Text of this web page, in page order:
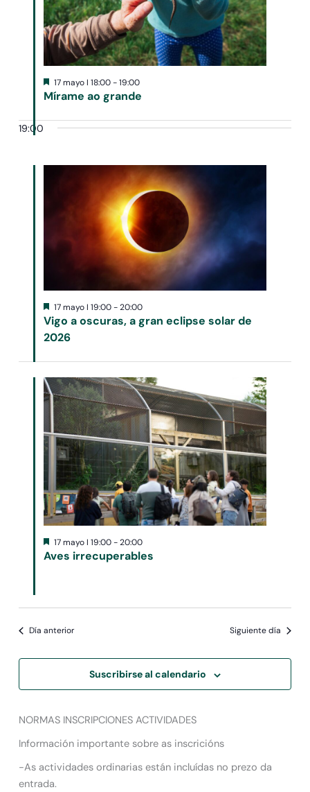
Mírame ao grande
Destacado
17 mayo I 18:00-19:00
19:00
Vigo a oscuras, a gran eclipse solar de
2026
Destacado
17 mayo I 19:00-20:00
Aves irrecuperables
Destacado
17 mayo I 19:00-20:00
Día anterior Siguiente día
Suscribirse al calendario
NORMAS INSCRIPCIONES ACTIVIDADES
Información importante sobre as inscricións
-As actividades ordinarias están incluídas no prezo da
entrada.